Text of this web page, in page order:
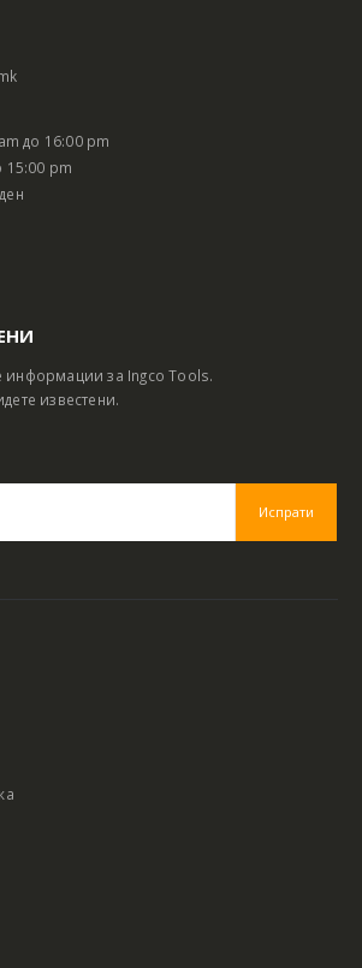
до 16:00 pm
15:00 pm
информации за Ingco Tools.
известени.